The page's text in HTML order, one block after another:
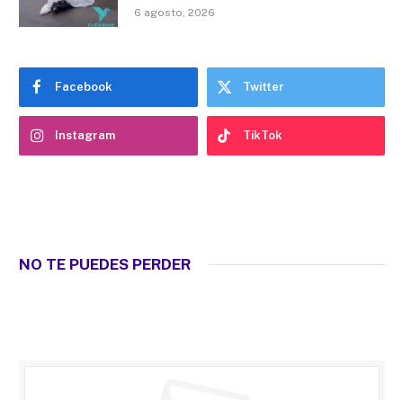
6 agosto, 2026
Facebook Twitter
Instagram TikTok
NO TE PUEDES PERDER